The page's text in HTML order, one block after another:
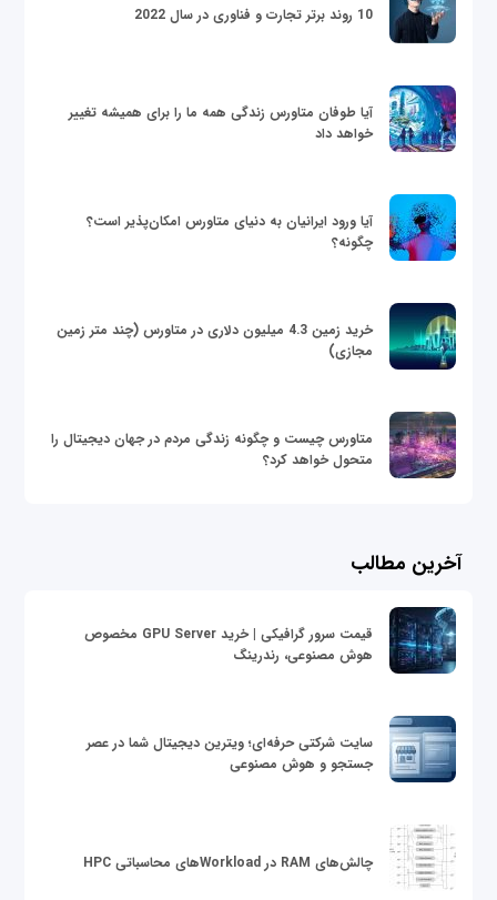
10 روند برتر تجارت و فناوری در سال 2022
آیا طوفان متاورس زندگی همه ما را برای همیشه تغییر
خواهد داد
آیا ورود ایرانیان به دنیای متاورس امکان‌پذیر است؟
چگونه؟
خرید زمین 4.3 میلیون دلاری در متاورس (چند متر زمین
مجازی)
متاورس چیست و چگونه زندگی مردم در جهان دیجیتال را
متحول خواهد کرد؟
آخرین مطالب
قیمت سرور گرافیکی | خرید GPU Server مخصوص
هوش مصنوعی، رندرینگ
سایت شرکتی حرفه‌ای؛ ویترین دیجیتال شما در عصر
جستجو و هوش مصنوعی
چالش‌های RAM در Workloadهای محاسباتی HPC